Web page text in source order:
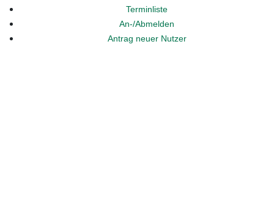
Terminliste
An-/Abmelden
Antrag neuer Nutzer